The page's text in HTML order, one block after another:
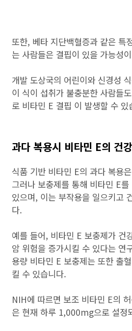
또한, 베타 지단백혈증과 같은 특
는 사람들은 결핍이 있을 가능성
개발 도상국의 어린이와 신경성
이 식이 섭취가 불충분한 사람들
로 비타민 E 결핍 이 발생할 수 있
과다 복용시 비타민 E의 건
식품 기반 비타민 E의 과다 복용
그러나 보충제를 통해 비타민 E
있으며, 이는 부작용을 일으키고
다.
예를 들어, 비타민 E 보충제가 건
암 위험을 증가시킬 수 있다는 연
용량 비타민 E 보충제는 또한 출
킬 수 있습니다.
NIH에 따르면 보조 비타민 E의
은 현재 하루 1,000mg으로 설정